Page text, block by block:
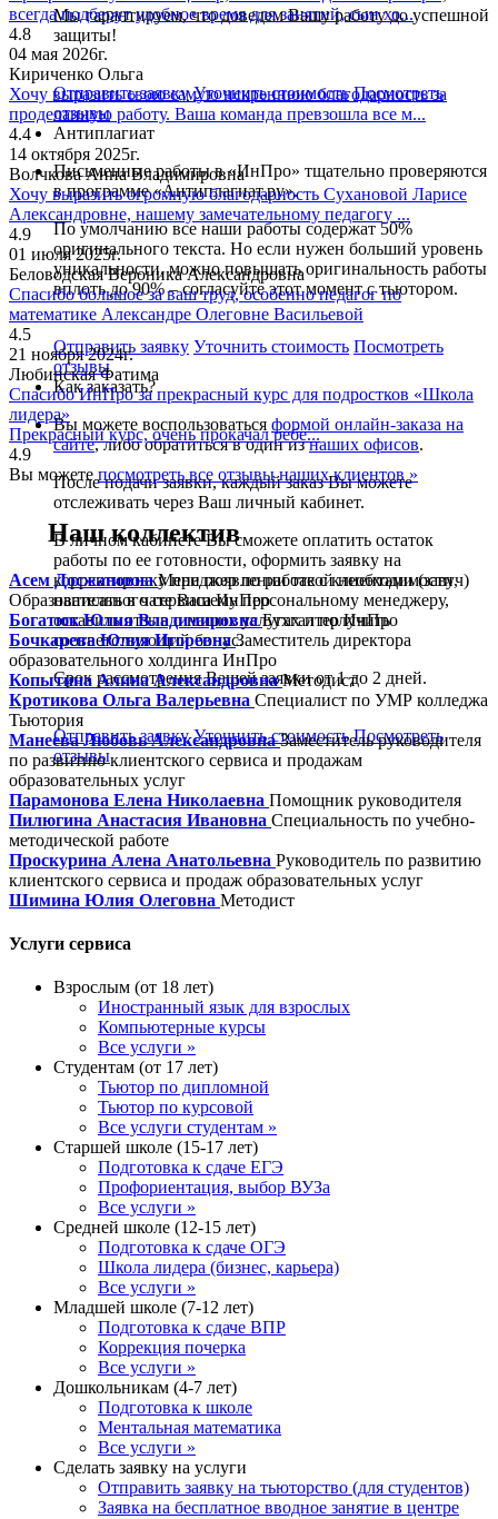
Мы гарантируем, что доведем Вашу работу до успешной
защиты!
Отправить заявку Уточнить стоимость Посмотреть
отзывы
Антиплагиат
Письменные работы в «ИнПро» тщательно проверяются
в программе «Антиплагиат.ру».
По умолчанию все наши работы содержат 50%
оригинального текста. Но если нужен больший уровень
уникальности, можно повышать оригинальность работы
вплоть до 90% – согласуйте этот момент с тьютором.
Отправить заявку Уточнить стоимость Посмотреть
отзывы
Как заказать?
Вы можете воспользоваться формой онлайн-заказа на
сайте, либо обратиться в один изнаших офисов.
После подачи заявки, каждый заказ Вы можете
отслеживать через Ваш личный кабинет.
В личном кабинете Вы сможете оплатить остаток
работы по ее готовности, оформить заявку на
корректировку при появлении такой необходимости,
написать в чате Вашему персональному менеджеру,
оставить отзыв о наших услугах и получить
соответствующий бонус.
Срок рассмотрения Вашей заявки от 1 до 2 дней.
Отправить заявку Уточнить стоимость Посмотреть
отзывы
всегда подберут удобное время для занятий, сын хо...
4.8
04 мая 2026г.
Кириченко Ольга
Хочу выразить свою самую искреннюю благодарность за
проделанную работу. Ваша команда превзошла все м...
4.4
14 октября 2025г.
Волчкова Анна Владимировна
Хочу выразить огромную благодарность Сухановой Ларисе
Александровне, нашему замечательному педагогу ...
4.9
01 июля 2025г.
Беловодская Вероника Александровна
Спасибо большое за ваш труд, особенно педагог по
математике Александре Олеговне Васильевой
4.5
21 ноября 2024г.
Любинская Фатима
Спасибо ИнПро за прекрасный курс для подростков «Школа
лидера»
Прекрасный курс, очень прокачал ребе...
4.9
Вы можете посмотреть все отзывы наших клиентов »
Наш коллектив
Асем Досжановна Менеджер по работе с клиентами (завуч)
Образовательного сервиса ИнПро
Богатюк Юлия Владимировна Бухгалтер ИнПро
Бочкарева Юлия Игоревна Заместитель директора
образовательного холдинга ИнПро
Копытина Алина Александровна Методист
Кротикова Ольга Валерьевна Специалист по УМР колледжа
Тьютория
Манеева Любовь Александровна Заместитель руководителя
по развитию клиентского сервиса и продажам
образовательных услуг
Парамонова Елена Николаевна Помощник руководителя
Пилюгина Анастасия Ивановна Специальность по учебно-
методической работе
Проскурина Алена Анатольевна Руководитель по развитию
клиентского сервиса и продаж образовательных услуг
Шимина Юлия Олеговна Методист
Услуги сервиса
Взрослым (от 18 лет)
Иностранный язык для взрослых
Компьютерные курсы
Все услуги »
Студентам (от 17 лет)
Тьютор по дипломной
Тьютор по курсовой
Все услуги студентам »
Старшей школе (15-17 лет)
Подготовка к сдаче ЕГЭ
Профориентация, выбор ВУЗа
Все услуги »
Средней школе (12-15 лет)
Подготовка к сдаче ОГЭ
Школа лидера (бизнес, карьера)
Все услуги »
Младшей школе (7-12 лет)
Подготовка к сдаче ВПР
Коррекция почерка
Все услуги »
Дошкольникам (4-7 лет)
Подготовка к школе
Ментальная математика
Все услуги »
Сделать заявку на услуги
Отправить заявку на тьюторство (для студентов)
Заявка на бесплатное вводное занятие в центре